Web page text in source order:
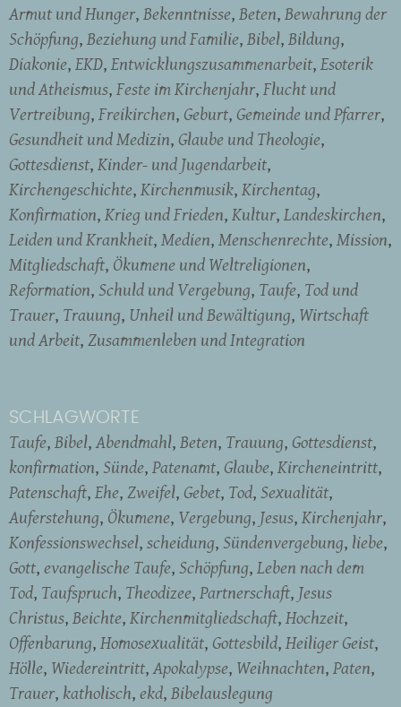
Armut und Hunger Bekenntnisse Beten Bewahrung der
Schöpfung Beziehung und Familie Bibel Bildung
Diakonie EKD Entwicklungszusammenarbeit Esoterik
und Atheismus Feste im Kirchenjahr Flucht und
Vertreibung Freikirchen Geburt Gemeinde und Pfarrer
Gesundheit und Medizin Glaube und Theologie
Gottesdienst Kinder- und Jugendarbeit
Kirchengeschichte Kirchenmusik Kirchentag
Konfirmation Krieg und Frieden Kultur Landeskirchen
Leiden und Krankheit Medien Menschenrechte Mission
Mitgliedschaft Ökumene und Weltreligionen
Reformation Schuld und Vergebung Taufe Tod und
Trauer Trauung Unheil und Bewältigung Wirtschaft
und Arbeit Zusammenleben und Integration
SCHLAGWORTE
Taufe Bibel Abendmahl Beten Trauung Gottesdienst
konfirmation Sünde Patenamt Glaube Kircheneintritt
Patenschaft Ehe Zweifel Gebet Tod Sexualität
Auferstehung Ökumene Vergebung Jesus Kirchenjahr
Konfessionswechsel scheidung Sündenvergebung liebe
Gott evangelische Taufe Schöpfung Leben nach dem
Tod Taufspruch Theodizee Partnerschaft Jesus
Christus Beichte Kirchenmitgliedschaft Hochzeit
Offenbarung Homosexualität Gottesbild Heiliger Geist
Hölle Wiedereintritt Apokalypse Weihnachten Paten
Trauer katholisch ekd Bibelauslegung